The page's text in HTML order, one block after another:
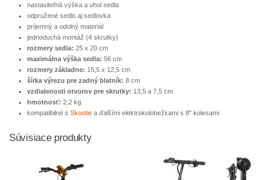
nastaviteľná výška a uhol sedla
odpružené sedlo aj sedlovka
príjemný a odolný materiál
jednoduchá montáž (4 skrutky)
rozmery sedla: 25 x 20 cm
maximálna výška sedla: 56 cm
rozmery základne: 15,5 x 12,5 cm
šírka výrezu pre zadný blatník: 8 cm
vzdialenosti otvorov pre skrutky: 13,5 a 7,5 cm
hmotnosť: 2,2 kg
kompatibilné s Skootie a ďalšími elektrokolobežkami s 8″ kolesami
Súvisiace produkty